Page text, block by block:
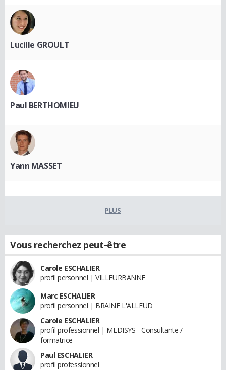
Lucille GROULT
Paul BERTHOMIEU
Yann MASSET
PLUS
Vous recherchez peut-être
Carole ESCHALIER
profil personnel | VILLEURBANNE
Marc ESCHALIER
profil personnel | BRAINE L'ALLEUD
Carole ESCHALIER
profil professionnel | MEDISYS - Consultante /
formatrice
Paul ESCHALIER
profil professionnel